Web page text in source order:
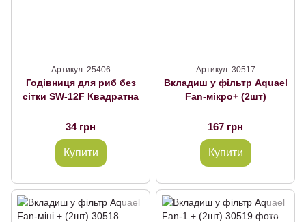
Артикул: 25406
Годівниця для риб без
сітки SW-12F Квадратна
34 грн
Купити
Артикул: 30517
Вкладиш у фільтр Aquael
Fan-мікро+ (2шт)
167 грн
Купити